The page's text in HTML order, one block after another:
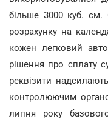
більше 3000 куб. см.
розрахунку на
кожен легковий
рішення про сплату
реквізити
контролюючим
липня року